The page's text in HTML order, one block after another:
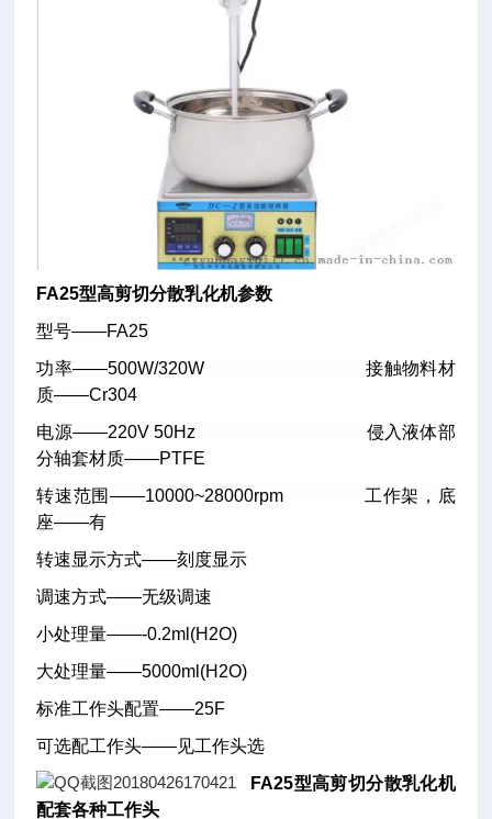
FA25型高剪切分散乳化机参数
型号——FA25
功率——500W/320W 接触物料材
质——Cr304
电源——220V 50Hz 侵入液体部
分轴套材质——PTFE
转速范围——10000~28000rpm 工作架，底
座——有
转速显示方式——刻度显示
调速方式——无级调速
小处理量——-0.2ml(H2O)
大处理量——5000ml(H2O)
标准工作头配置——25F
可选配工作头——见工作头选
FA25型高剪切分散乳化机
配套各种工作头